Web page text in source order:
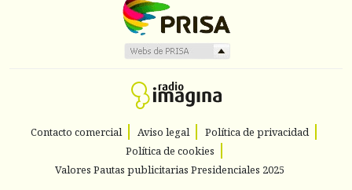
Contacto comercial Aviso legal
Política de privacidad
Política de cookies
Valores Pautas publicitarias Presidenciales 2025